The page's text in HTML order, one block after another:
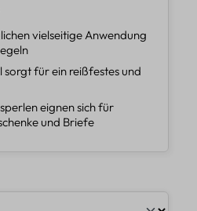
vielseitige Anwendung
sorgt für ein reißfestes und
eignen sich für
und Briefe